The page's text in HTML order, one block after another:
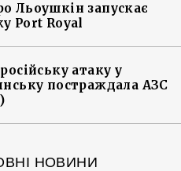
Льоушкін запускає
Port Royal
атаку у
постраждала АЗС
НОВИНИ